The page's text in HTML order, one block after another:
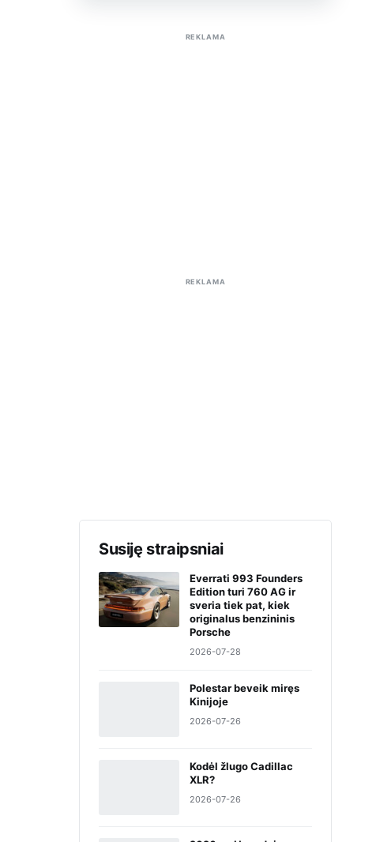
REKLAMA
REKLAMA
Susiję straipsniai
Everrati 993 Founders
Edition turi 760 AG ir
sveria tiek pat, kiek
originalus benzininis
Porsche
2026-07-28
Polestar beveik miręs
Kinijoje
2026-07-26
Kodėl žlugo Cadillac
XLR?
2026-07-26